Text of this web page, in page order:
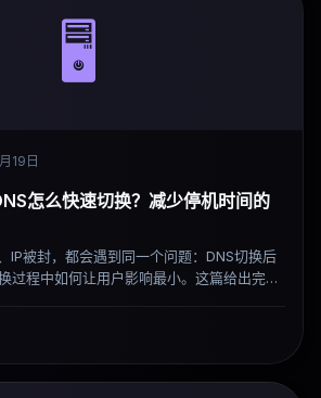
🖥️
19日
怎么快速切换？减少停机时间的
IP被封，都会遇到同一个问题：DNS切换后
过程中如何让用户影响最小。这篇给出完整